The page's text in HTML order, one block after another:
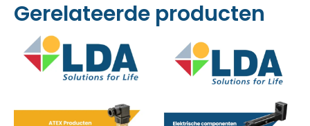
Gerelateerde producten